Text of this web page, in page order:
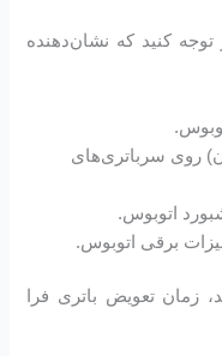
کنید که نشان‌دهنده
روی سرباتری‌های
اتوبوس.
برقی اتوبوس.
زمان تعویض باتری فرا